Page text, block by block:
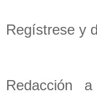
Regístrese y
Redacción